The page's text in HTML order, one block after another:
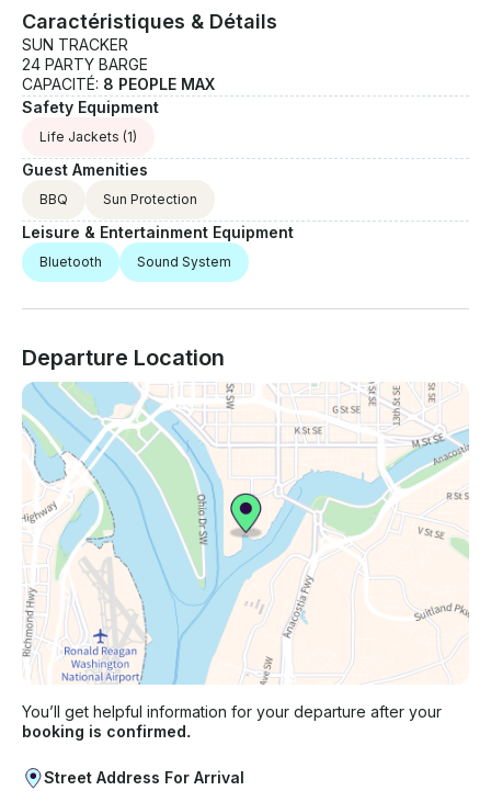
Caractéristiques & Détails
SUN TRACKER
24 PARTY BARGE
CAPACITÉ: 8 PEOPLE MAX
Safety Equipment
Life Jackets (1)
Guest Amenities
BBQ Sun Protection
Leisure & Entertainment Equipment
Bluetooth Sound System
Departure Location
You’ll get helpful information for your departure after your
booking is confirmed.
Street Address For Arrival